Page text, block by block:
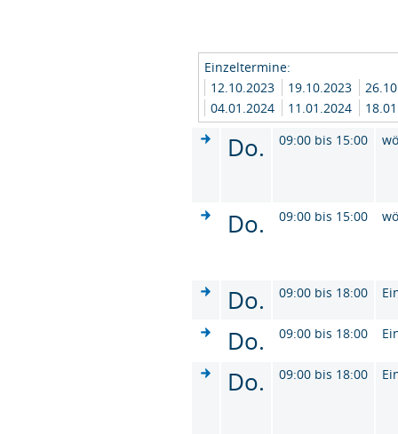
Einzeltermine:
12.10.2023
19.10.2023
04.01.2024
11.01.2024
Do. 09:00 bis 15:00
Do. 09:00 bis 15:00
Do. 09:00 bis 18:00
Do. 09:00 bis 18:00
Do. 09:00 bis 18:00